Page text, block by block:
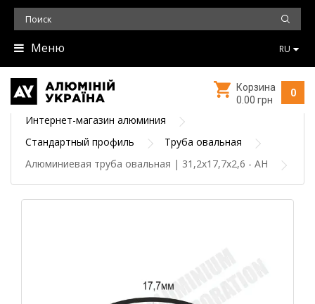
Меню RU
0
Корзина
0.00 грн
Интернет-магазин алюминия
Стандартный профиль
Труба овальная
Алюминиевая труба овальная | 31,2х17,7х2,6 - АН